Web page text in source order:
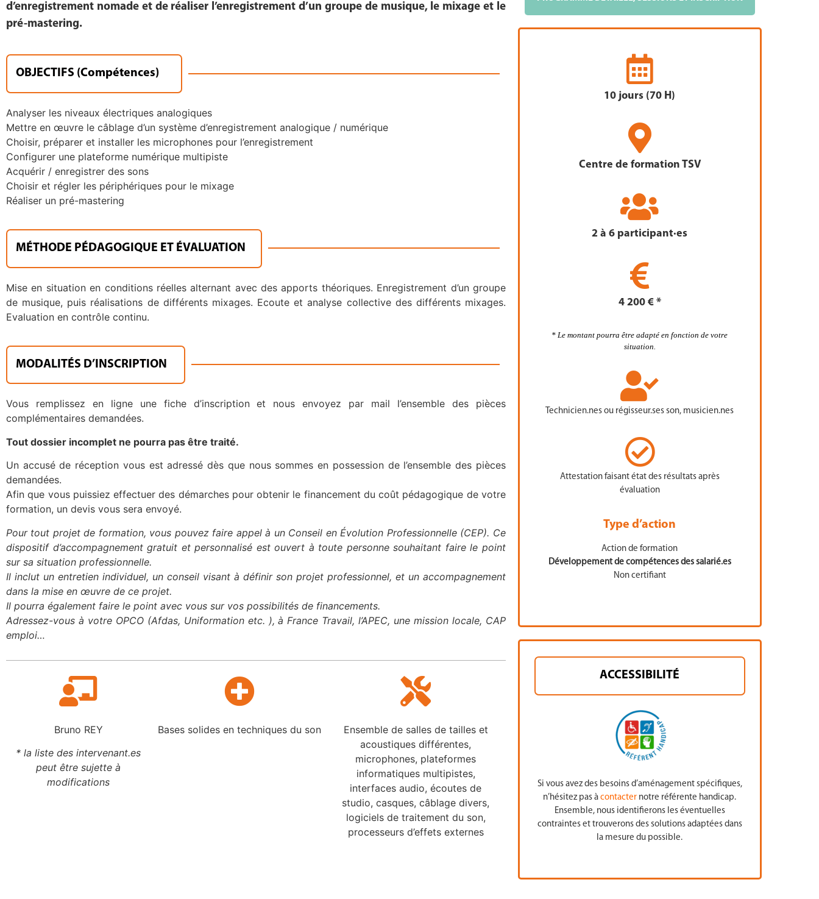
d’enregistrement nomade et de réaliser l’enregistrement d’un groupe de musique, le mixage et le
pré-mastering.
OBJECTIFS (Compétences)
Analyser les niveaux électriques analogiques
Mettre en œuvre le câblage d’un système d’enregistrement analogique / numérique
Choisir, préparer et installer les microphones pour l’enregistrement
Configurer une plateforme numérique multipiste
Acquérir / enregistrer des sons
Choisir et régler les périphériques pour le mixage
Réaliser un pré-mastering
MÉTHODE PÉDAGOGIQUE ET ÉVALUATION
Mise en situation en conditions réelles alternant avec des apports théoriques. Enregistrement d’un groupe
de musique, puis réalisations de différents mixages. Ecoute et analyse collective des différents mixages.
Evaluation en contrôle continu.
MODALITÉS D’INSCRIPTION
Vous remplissez en ligne une fiche d’inscription et nous envoyez par mail l’ensemble des pièces
complémentaires demandées.
Tout dossier incomplet ne pourra pas être traité.
Un accusé de réception vous est adressé dès que nous sommes en possession de l’ensemble des pièces
demandées.
Afin que vous puissiez effectuer des démarches pour obtenir le financement du coût pédagogique de votre
formation, un devis vous sera envoyé.
Pour tout projet de formation, vous pouvez faire appel à un Conseil en Évolution Professionnelle (CEP). Ce
dispositif d’accompagnement gratuit et personnalisé est ouvert à toute personne souhaitant faire le point
sur sa situation professionnelle.
Il inclut un entretien individuel, un conseil visant à définir son projet professionnel, et un accompagnement
dans la mise en œuvre de ce projet.
Il pourra également faire le point avec vous sur vos possibilités de financements.
Adressez-vous à votre OPCO (Afdas, Uniformation etc. ), à France Travail, l’APEC, une mission locale, CAP
emploi…
Bruno REY
* la liste des intervenant.es
peut être sujette à
modifications
Bases solides en techniques du son
Ensemble de salles de tailles et
acoustiques différentes,
microphones, plateformes
informatiques multipistes,
interfaces audio, écoutes de
studio, casques, câblage divers,
logiciels de traitement du son,
processeurs d’effets externes
10 jours (70 H)
Centre de formation TSV
2 à 6 participant·es
4 200 € *
*Le montant pourra être adapté en fonction de votre
situation.
Technicien.nes ou régisseur.ses son, musicien.nes
Attestation faisant état des résultats après
évaluation
Type d’action
Action de formation
Développement de compétences des salarié.es
Non certifiant
ACCESSIBILITÉ
Si vous avez des besoins d’aménagement spécifiques,
n’hésitez pas àcontacter notre référente handicap.
Ensemble, nous identifierons les éventuelles
contraintes et trouverons des solutions adaptées dans
la mesure du possible.